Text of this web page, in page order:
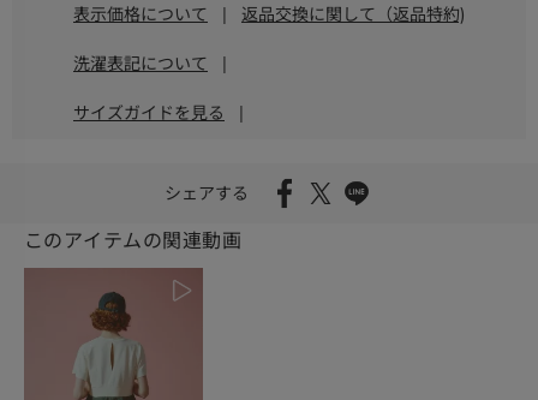
表示価格について | 返品交換に関して（返品特約)
洗濯表記について |
サイズガイドを見る |
シェアする
このアイテムの関連動画